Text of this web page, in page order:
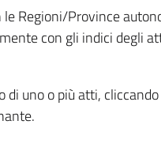
Regioni/Province
con gli indici degli
uno o più atti,